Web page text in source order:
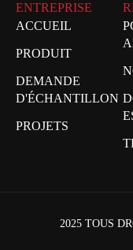
ENTREPRISE
ACCUEIL
PRODUIT
DEMANDE
D'ÉCHANTILLON
PROJETS
2025 TOUS